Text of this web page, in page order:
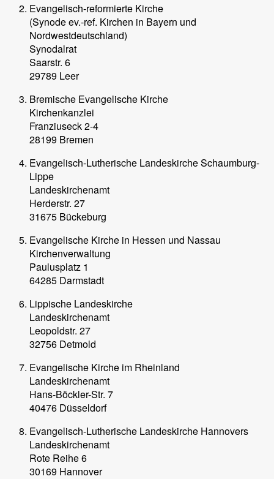
Evangelisch-reformierte Kirche
(Synode ev.-ref. Kirchen in Bayern und
Nordwestdeutschland)
Synodalrat
Saarstr. 6
29789 Leer
Bremische Evangelische Kirche
Kirchenkanzlei
Franziuseck 2-4
28199 Bremen
Evangelisch-Lutherische Landeskirche Schaumburg-
Lippe
Landeskirchenamt
Herderstr. 27
31675 Bückeburg
Evangelische Kirche in Hessen und Nassau
Kirchenverwaltung
Paulusplatz 1
64285 Darmstadt
Lippische Landeskirche
Landeskirchenamt
Leopoldstr. 27
32756 Detmold
Evangelische Kirche im Rheinland
Landeskirchenamt
Hans-Böckler-Str. 7
40476 Düsseldorf
Evangelisch-Lutherische Landeskirche Hannovers
Landeskirchenamt
Rote Reihe 6
30169 Hannover